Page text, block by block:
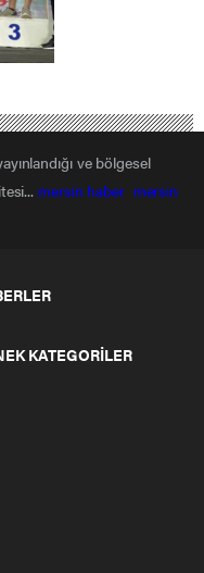
ve bölgesel
mersin haber mersin
KATEGORİLER